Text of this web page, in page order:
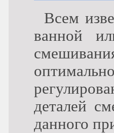
Всем
ванной
деталей
данного